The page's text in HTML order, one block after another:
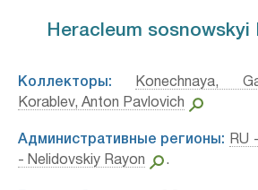
Heracleum sosnowskyi
Коллекторы: Konechnaya,
Korablev, Anton Pavlovich
Административные регионы:
RU
- Nelidovskiy Rayon
.